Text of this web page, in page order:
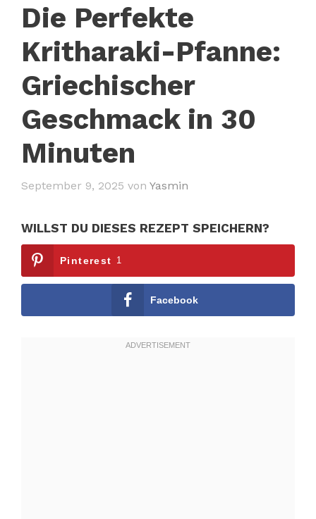
Die Perfekte
Kritharaki-Pfanne:
Griechischer
Geschmack in 30
Minuten
September 9, 2025 vonYasmin
WILLST DU DIESES REZEPT SPEICHERN?
Pinterest 1
Facebook